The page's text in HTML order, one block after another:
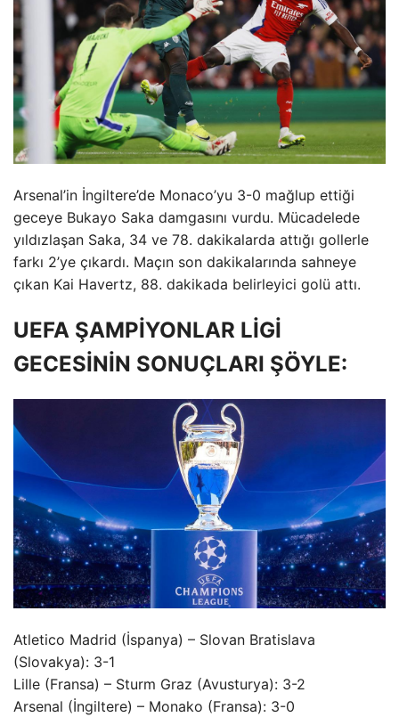
Arsenal’in İngiltere’de Monaco’yu 3-0 mağlup ettiği
geceye Bukayo Saka damgasını vurdu. Mücadelede
yıldızlaşan Saka, 34 ve 78. dakikalarda attığı gollerle
farkı 2’ye çıkardı. Maçın son dakikalarında sahneye
çıkan Kai Havertz, 88. dakikada belirleyici golü attı.
UEFA ŞAMPİYONLAR LİGİ
GECESİNİN SONUÇLARI ŞÖYLE:
Atletico Madrid (İspanya) – Slovan Bratislava
(Slovakya): 3-1
Lille (Fransa) – Sturm Graz (Avusturya): 3-2
Arsenal (İngiltere) – Monako (Fransa): 3-0